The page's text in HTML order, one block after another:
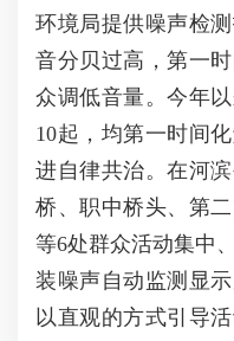
环境局提供噪声检
音分贝过高，第一
众调低音量。今年
10起，均第一时间
进自律共治。在河
桥、职中桥头、第
等6处群众活动集中
装噪声自动监测显
以直观的方式引导